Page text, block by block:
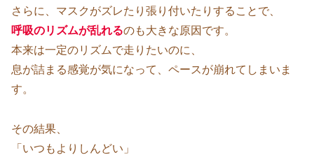
さらに、マスクがズレたり張り付いたりすることで、
呼吸のリズムが乱れるのも大きな原因です。
本来は一定のリズムで走りたいのに、
息が詰まる感覚が気になって、ペースが崩れてしまいま
す。
その結果、
「いつもよりしんどい」